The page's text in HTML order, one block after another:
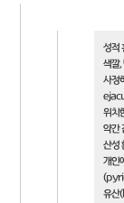
성적
색깔,
사정
위치
약간
산성
개인
유산